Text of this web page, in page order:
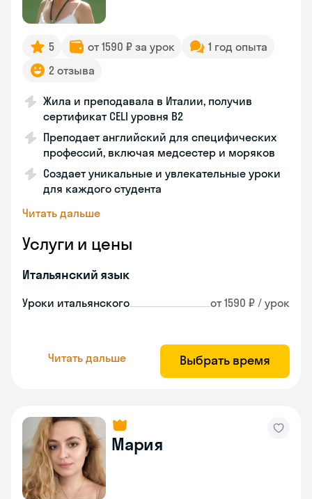
5 от 1590 ₽ за урок
1 год опыта
2 отзыва
Жила и преподавала в Италии, получив
сертификат CELI уровня В2
Преподает английский для специфических
профессий, включая медсестер и моряков
Создает уникальные и увлекательные уроки
для каждого студента
Читать дальше
Услуги и цены
Итальянский язык
Уроки итальянского от 1590 ₽ / урок
Читать дальше Выбрать время
Мария